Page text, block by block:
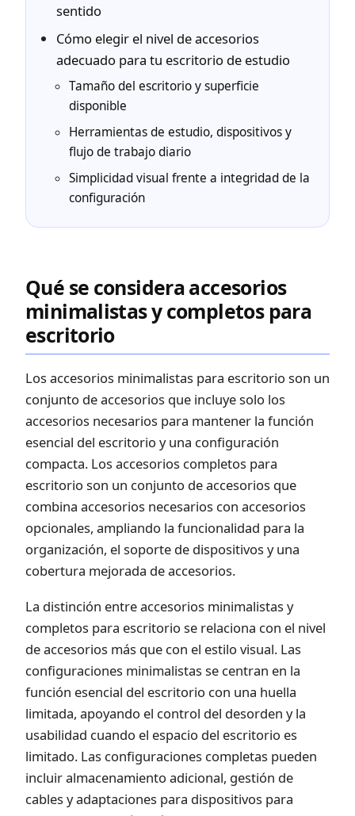
sentido
Cómo elegir el nivel de accesorios
adecuado para tu escritorio de estudio
Tamaño del escritorio y superficie
disponible
Herramientas de estudio, dispositivos y
flujo de trabajo diario
Simplicidad visual frente a integridad de la
configuración
Qué se considera accesorios
minimalistas y completos para
escritorio
Los accesorios minimalistas para escritorio son un
conjunto de accesorios que incluye solo los
accesorios necesarios para mantener la función
esencial del escritorio y una configuración
compacta. Los accesorios completos para
escritorio son un conjunto de accesorios que
combina accesorios necesarios con accesorios
opcionales, ampliando la funcionalidad para la
organización, el soporte de dispositivos y una
cobertura mejorada de accesorios.
La distinción entre accesorios minimalistas y
completos para escritorio se relaciona con el nivel
de accesorios más que con el estilo visual. Las
configuraciones minimalistas se centran en la
función esencial del escritorio con una huella
limitada, apoyando el control del desorden y la
usabilidad cuando el espacio del escritorio es
limitado. Las configuraciones completas pueden
incluir almacenamiento adicional, gestión de
cables y adaptaciones para dispositivos para